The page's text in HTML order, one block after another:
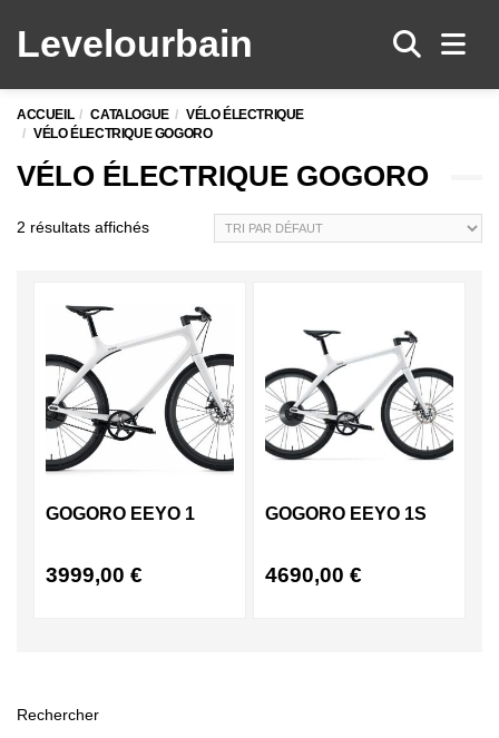
Levelourbain
ACCUEIL CATALOGUE
VÉLO ÉLECTRIQUE
VÉLO ÉLECTRIQUE GOGORO
VÉLO ÉLECTRIQUE GOGORO
2 résultats affichés
GOGORO EEYO 1
3999,00€
GOGORO EEYO 1S
4690,00 €
Rechercher